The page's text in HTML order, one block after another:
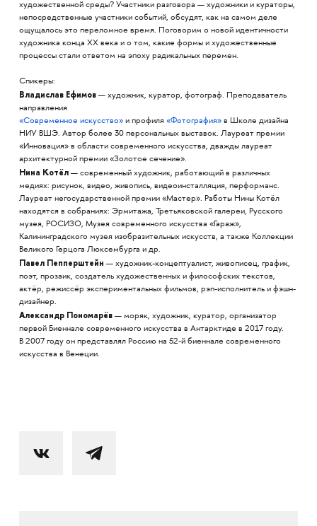
художественной среды? Участники разговора — художники и кураторы,
непосредственные участники событий, обсудят, как на самом деле
ощущалось это переломное время. Поговорим о новой идентичности
художника конца XX века и о том, какие формы и художественные
процессы стали ответом на эпоху радикальных перемен.
Спикеры:
Владислав Ефимов— художник, куратор, фотограф. Преподаватель
направления
«Современное искусство»и профиля «Фотография»в Школе дизайна
НИУ ВШЭ. Автор более 30 персональных выставок. Лауреат премии
«Инновация» в области современного искусства, дважды лауреат
архитектурной премии «Золотое сечение».
Нина Котёл— современный художник, работающий в различных
медиях: рисунок, видео, живопись, видеоинсталляция, перформанс.
Лауреат негосударственной премии «Мастер». Работы Нины Котёл
находятся в собраниях: Эрмитажа, Третьяковской галереи, Русского
музея, РОСИЗО, Музея современного искусства «Гараж»,
Калининградского музея изобразительных искусств, а также Коллекции
Великого Герцога Люксембурга и др.
Павел Пепперштейн — художник-концептуалист, живописец, график,
поэт, прозаик, создатель художественных и философских текстов,
актёр, режиссёр экспериментальных фильмов, рэп-исполнитель и фэшн-
дизайнер.
Александр Пономарёв— моряк, художник, куратор, организатор
первой Биеннале современного искусства в Антарктиде в 2017 году.
В 2007 году он представлял Россию на 52-й биеннале современного
искусства в Венеции.